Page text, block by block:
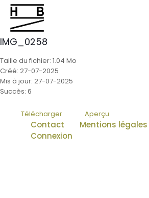
IMG_0258
Taille du fichier: 1.04 Mo
Créé: 27-07-2025
Mis à jour: 27-07-2025
Succès: 6
Télécharger Aperçu
Contact
Mentions légales
Connexion